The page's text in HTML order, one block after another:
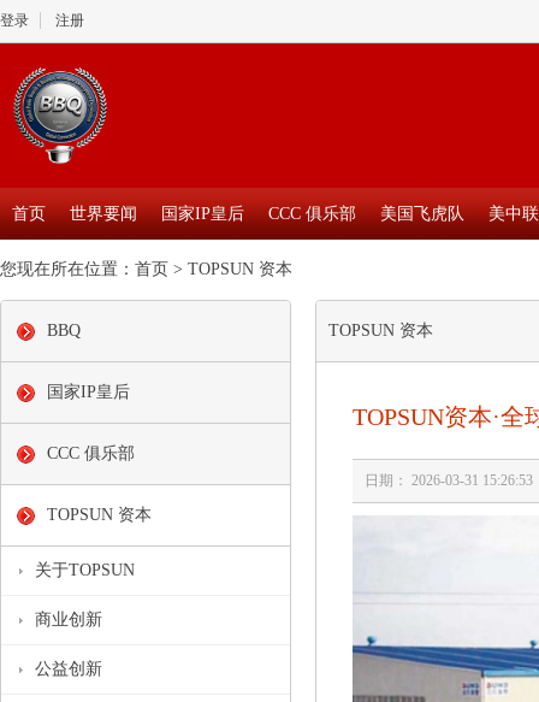
登录 注册
首页 世界要闻 国家IP皇后 CCC 俱乐部 美国飞虎队 美中
您现在所在位置： 首页 > TOPSUN 资本
BBQ
国家IP皇后
CCC 俱乐部
TOPSUN 资本
关于TOPSUN
商业创新
公益创新
TOPSUN 资本
TOPSUN资本·
日期： 2026-03-31